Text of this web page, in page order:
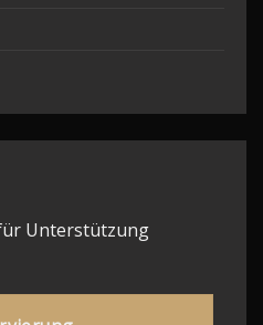
Unterstützung